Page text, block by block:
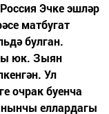
Эчке эшләр
матбугат
булган.
юк. Зыян
Ул
очрак буенча
еллардагы